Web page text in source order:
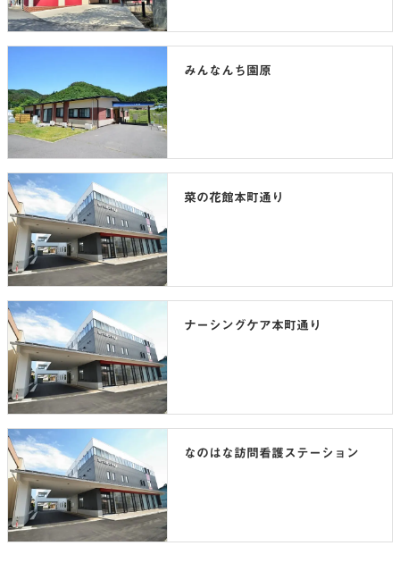
みんなんち園原
菜の花館本町通り
ナーシングケア本町通り
なのはな訪問看護ステーション